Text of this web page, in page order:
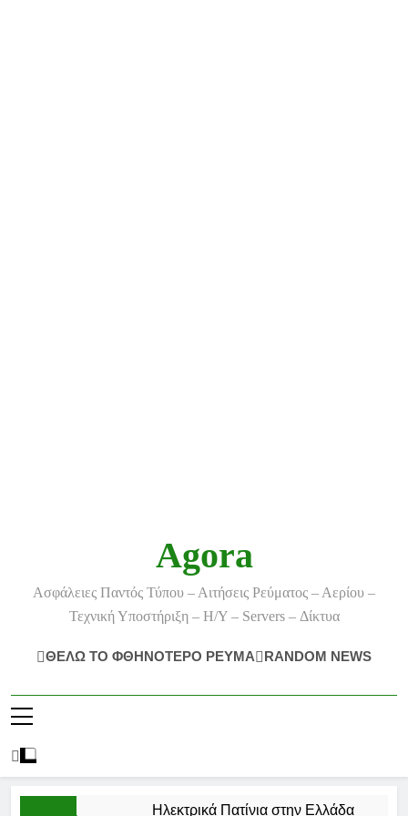
Agora
Ασφάλειες Παντός Τύπου – Αιτήσεις Ρεύματος – Αερίου –
Τεχνική Υποστήριξη – Η/Υ – Servers – Δίκτυα
ΘΕΛΩ ΤΟ ΦΘΗΝΟΤΕΡΟ ΡΕΥΜΑ RANDOM NEWS
Ηλεκτρικά Πατίνια στην Ελλάδα